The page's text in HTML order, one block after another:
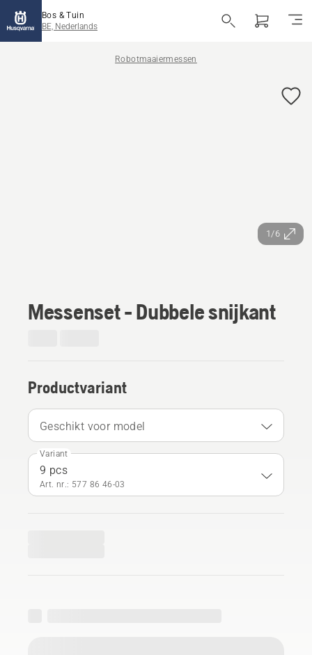
Bos & Tuin
BE, Nederlands
Robotmaaiermessen
1/6
Messenset - Dubbele snijkant
Productvariant
Geschikt voor model
Variant
9 pcs
Art. nr.: 577 86 46‑03